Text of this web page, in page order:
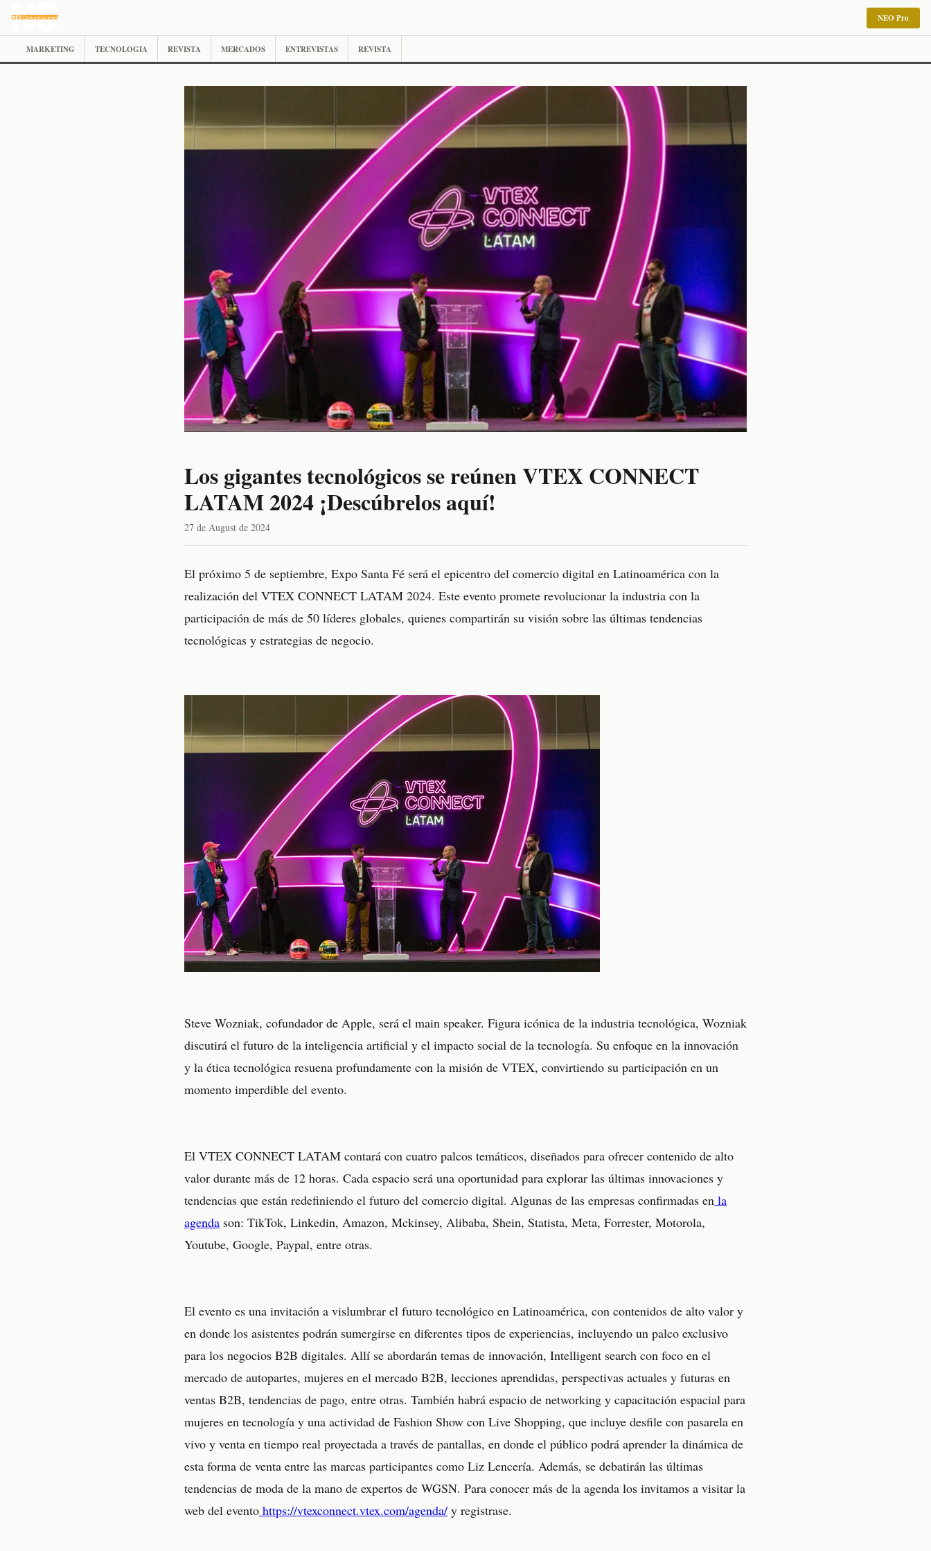
NEO Pro
MARKETING TECNOLOGIA REVISTA MERCADOS ENTREVISTAS REVISTA
Los gigantes tecnológicos se reúnen VTEX CONNECT
LATAM 2024 ¡Descúbrelos aquí!
27 de August de 2024
El próximo 5 de septiembre, Expo Santa Fé será el epicentro del comercio digital en Latinoamérica con la
realización del VTEX CONNECT LATAM 2024. Este evento promete revolucionar la industria con la
participación de más de 50 líderes globales, quienes compartirán su visión sobre las últimas tendencias
tecnológicas y estrategias de negocio.
Steve Wozniak, cofundador de Apple, será el main speaker. Figura icónica de la industria tecnológica, Wozniak
discutirá el futuro de la inteligencia artificial y el impacto social de la tecnología. Su enfoque en la innovación
y la ética tecnológica resuena profundamente con la misión de VTEX, convirtiendo su participación en un
momento imperdible del evento.
El VTEX CONNECT LATAM contará con cuatro palcos temáticos, diseñados para ofrecer contenido de alto
valor durante más de 12 horas. Cada espacio será una oportunidad para explorar las últimas innovaciones y
tendencias que están redefiniendo el futuro del comercio digital. Algunas de las empresas confirmadas en la
agenda son: TikTok, Linkedin, Amazon, Mckinsey, Alibaba, Shein, Statista, Meta, Forrester, Motorola,
Youtube, Google, Paypal, entre otras.
El evento es una invitación a vislumbrar el futuro tecnológico en Latinoamérica, con contenidos de alto valor y
en donde los asistentes podrán sumergirse en diferentes tipos de experiencias, incluyendo un palco exclusivo
para los negocios B2B digitales. Allí se abordarán temas de innovación, Intelligent search con foco en el
mercado de autopartes, mujeres en el mercado B2B, lecciones aprendidas, perspectivas actuales y futuras en
ventas B2B, tendencias de pago, entre otras. También habrá espacio de networking y capacitación espacial para
mujeres en tecnología y una actividad de Fashion Show con Live Shopping, que incluye desfile con pasarela en
vivo y venta en tiempo real proyectada a través de pantallas, en donde el público podrá aprender la dinámica de
esta forma de venta entre las marcas participantes como Liz Lencería. Además, se debatirán las últimas
tendencias de moda de la mano de expertos de WGSN. Para conocer más de la agenda los invitamos a visitar la
web del evento https://vtexconnect.vtex.com/agenda/ y registrase.